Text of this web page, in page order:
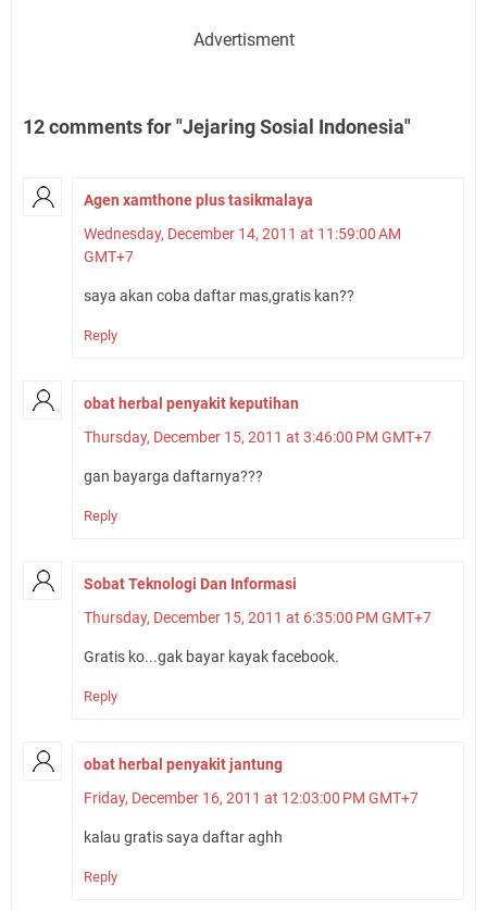
Advertisment
12 comments for "Jejaring Sosial Indonesia"
Agen xamthone plus tasikmalaya
Wednesday, December 14, 2011 at 11:59:00 AM
GMT+7
saya akan coba daftar mas,gratis kan??
Reply
obat herbal penyakit keputihan
Thursday, December 15, 2011 at 3:46:00 PM GMT+7
gan bayarga daftarnya???
Reply
Sobat Teknologi Dan Informasi
Thursday, December 15, 2011 at 6:35:00 PM GMT+7
Gratis ko...gak bayar kayak facebook.
Reply
obat herbal penyakit jantung
Friday, December 16, 2011 at 12:03:00 PM GMT+7
kalau gratis saya daftar aghh
Reply